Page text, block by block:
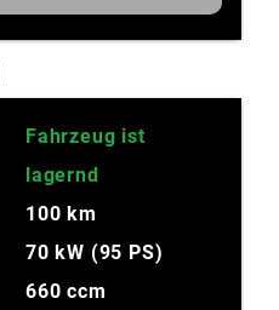
Fahrzeug ist
lagernd
100 km
70 kW (95 PS)
660 ccm